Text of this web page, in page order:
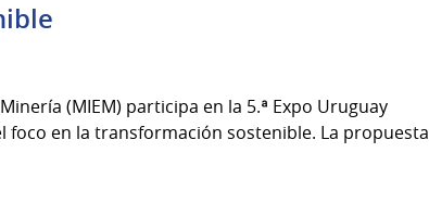
(MIEM) participa en la 5.ª Expo Uruguay
foco en la transformación sostenible. La propuesta